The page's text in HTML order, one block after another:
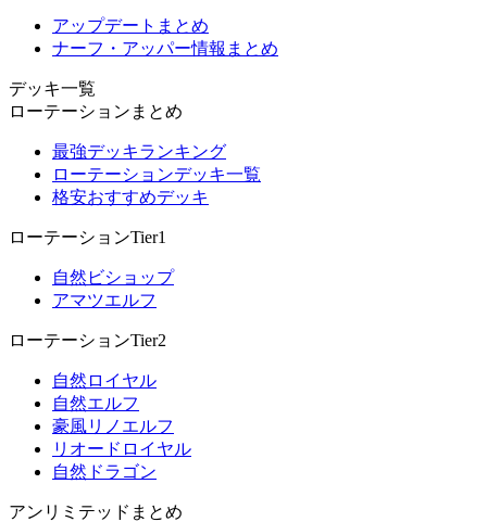
アップデートまとめ
ナーフ・アッパー情報まとめ
デッキ一覧
ローテーションまとめ
最強デッキランキング
ローテーションデッキ一覧
格安おすすめデッキ
ローテーションTier1
自然ビショップ
アマツエルフ
ローテーションTier2
自然ロイヤル
自然エルフ
豪風リノエルフ
リオードロイヤル
自然ドラゴン
アンリミテッドまとめ